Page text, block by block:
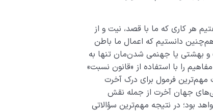
هر کاری که ما با قصد، نیت و از
دانستیم که اعمال ما باطن
و بهشتی یا جهنمی ‌شدن‌مان تنها به
را با استفاده از «قانون نسبت»
مهم‌ترین فرمول برای درک آخرت
جهان آخرت از جمله نقش
بود؛ در نتیجه مهم‌ترین سؤالاتی